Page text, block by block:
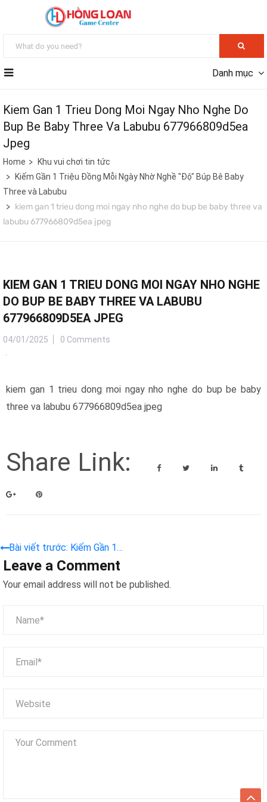
Danh mục
Kiem Gan 1 Trieu Dong Moi Ngay Nho Nghe Do
Bup Be Baby Three Va Labubu 677966809d5ea
Jpeg
Home
Khu vui chơi tin tức
Kiếm Gần 1 Triệu Đồng Mỗi Ngày Nhờ Nghề "Độ" Búp Bê Baby
Three và Labubu
kiem gan 1 trieu dong moi ngay nho nghe do bup be baby three va
labubu 677966809d5ea jpeg
KIEM GAN 1 TRIEU DONG MOI NGAY NHO NGHE
DO BUP BE BABY THREE VA LABUBU
677966809D5EA JPEG
04/01/2025 0 Comments
kiem gan 1 trieu dong moi ngay nho nghe do bup be baby
three va labubu 677966809d5ea jpeg
Share Link:
Bài viết trước: Kiếm Gần 1
Triệu Đồng Mỗi Ngày Nhờ
Nghề “Độ” Búp Bê Baby
Leave a Comment
Your email address will not be published.